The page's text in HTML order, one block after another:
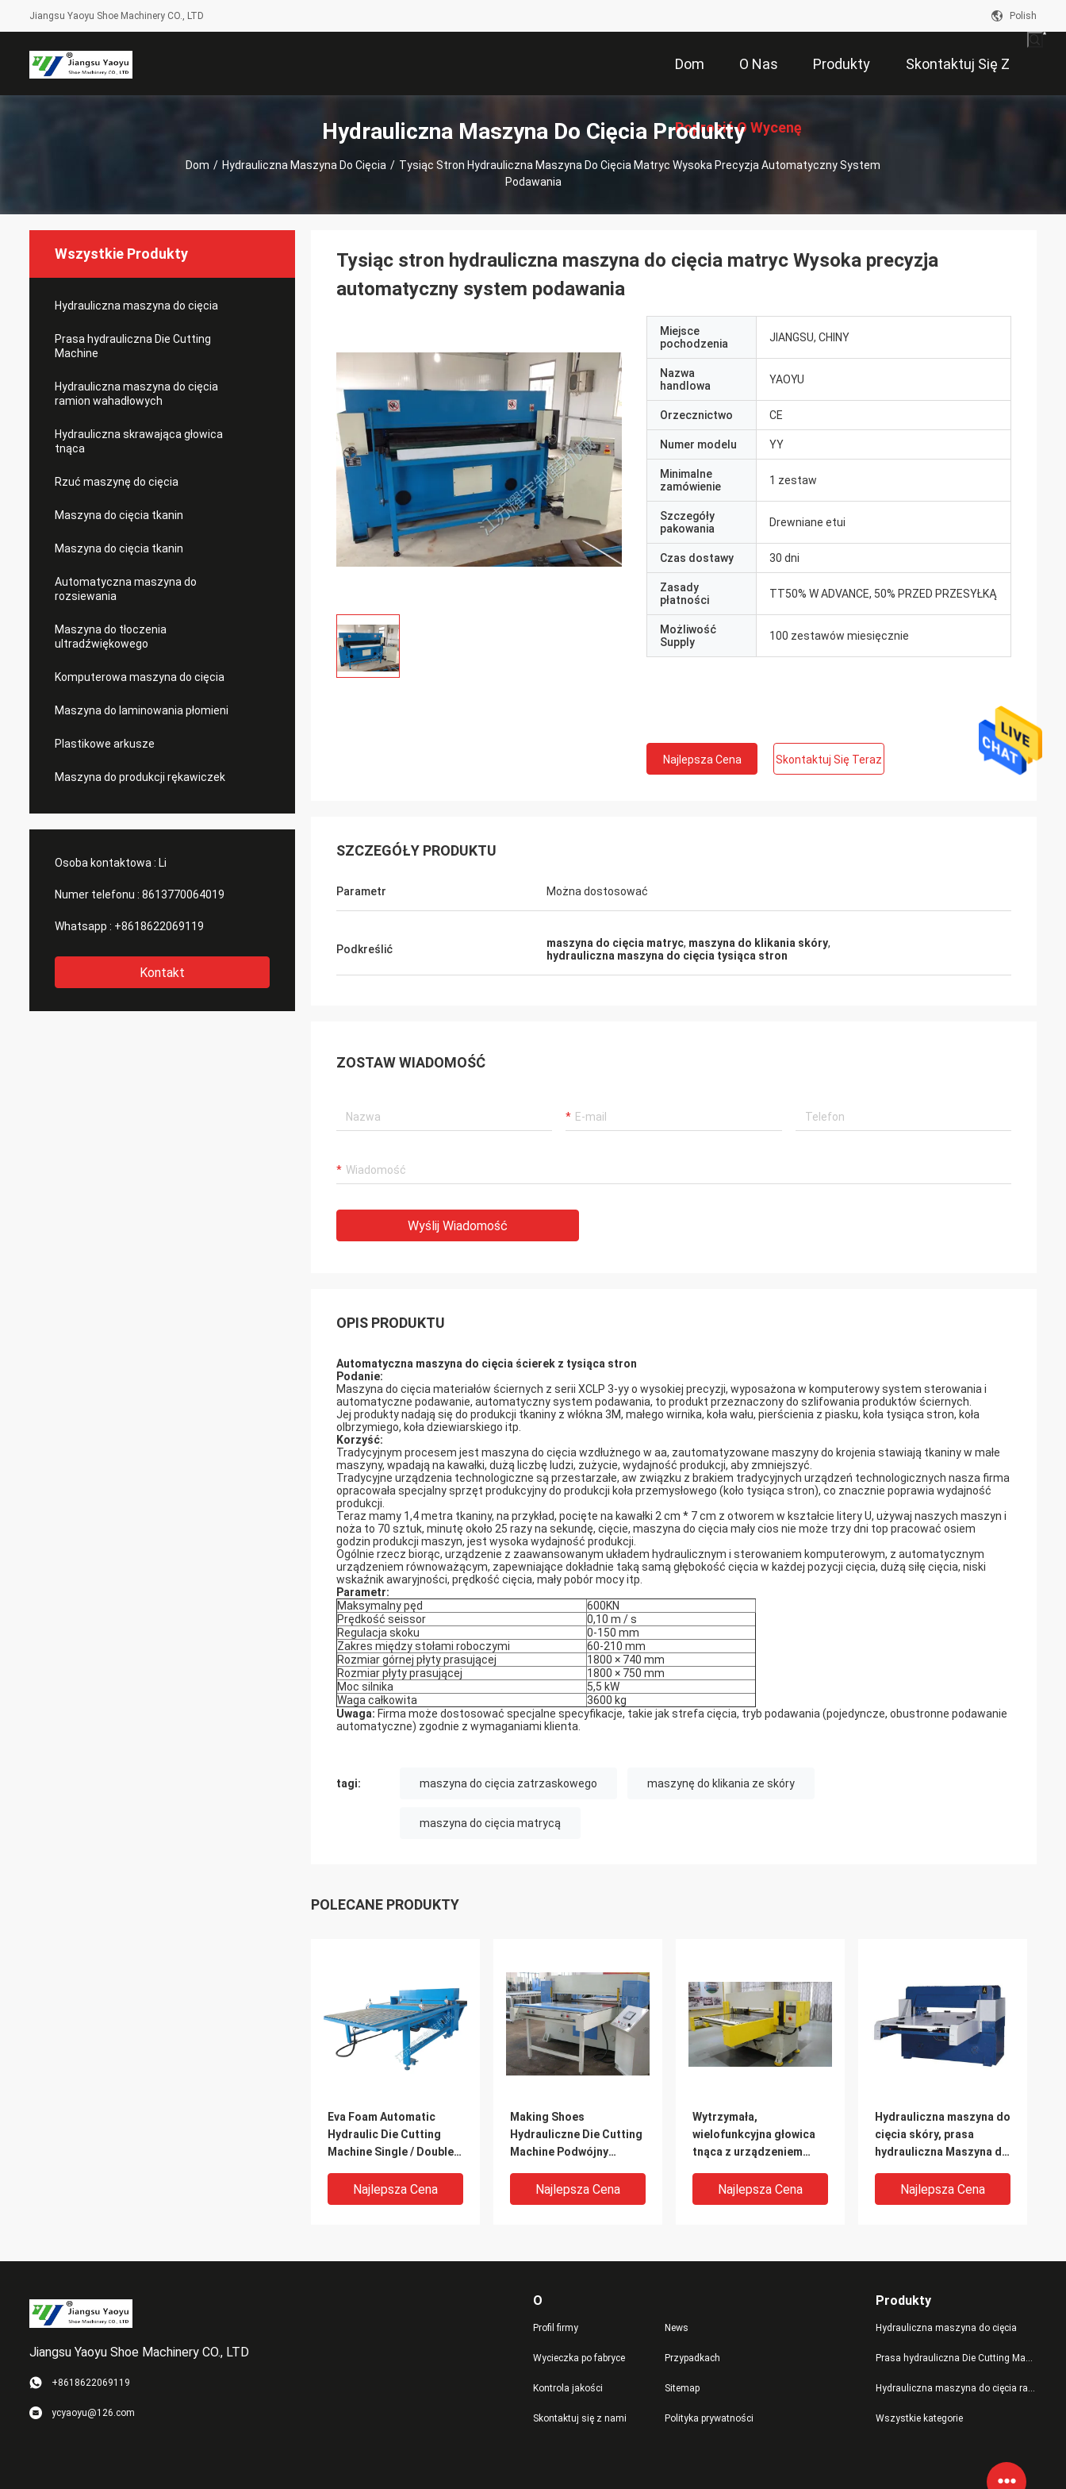
Jiangsu Yaoyu Shoe Machinery CO., LTD Polish
Dom O Nas Produkty Skontaktuj Się Z
Poprosić O Wycenę
Hydrauliczna Maszyna Do Cięcia Produkty
Dom / Hydrauliczna Maszyna Do Cięcia / Tysiąc Stron Hydrauliczna Maszyna Do Cięcia Matryc Wysoka Precyzja Automatyczny System
Podawania
Wszystkie Produkty
Hydrauliczna maszyna do cięcia
Prasa hydrauliczna Die Cutting
Machine
Hydrauliczna maszyna do cięcia
ramion wahadłowych
Hydrauliczna skrawająca głowica
tnąca
Rzuć maszynę do cięcia
Maszyna do cięcia tkanin
Maszyna do cięcia tkanin
Automatyczna maszyna do
rozsiewania
Maszyna do tłoczenia
ultradźwiękowego
Komputerowa maszyna do cięcia
Maszyna do laminowania płomieni
Plastikowe arkusze
Maszyna do produkcji rękawiczek
Osoba kontaktowa : Li
Numer telefonu : 8613770064019
Whatsapp : +8618622069119
Kontakt
Tysiąc stron hydrauliczna maszyna do cięcia matryc Wysoka precyzja
automatyczny system podawania
Miejsce
pochodzenia
JIANGSU, CHINY
Nazwa
handlowa
YAOYU
Orzecznictwo CE
Numer modelu YY
Minimalne
zamówienie
1 zestaw
Szczegóły
pakowania
Drewniane etui
Czas dostawy 30 dni
Zasady
płatności
TT50% W ADVANCE, 50% PRZED PRZESYŁKĄ
Możliwość
Supply
100 zestawów miesięcznie
Najlepsza Cena Skontaktuj Się Teraz
SZCZEGÓŁY PRODUKTU
Parametr Można dostosować
Podkreślić maszyna do cięcia matryc, maszyna do klikania skóry,
hydrauliczna maszyna do cięcia tysiąca stron
ZOSTAW WIADOMOŚĆ
Wyślij Wiadomość
OPIS PRODUKTU
Automatyczna maszyna do cięcia ścierek z tysiąca stron
Podanie:
Maszyna do cięcia materiałów ściernych z serii XCLP 3-yy o wysokiej precyzji, wyposażona w komputerowy system sterowania i
automatyczne podawanie, automatyczny system podawania, to produkt przeznaczony do szlifowania produktów ściernych.
Jej produkty nadają się do produkcji tkaniny z włókna 3M, małego wirnika, koła wału, pierścienia z piasku, koła tysiąca stron, koła
olbrzymiego, koła dziewiarskiego itp.
Korzyść:
Tradycyjnym procesem jest maszyna do cięcia wzdłużnego w aa, zautomatyzowane maszyny do krojenia stawiają tkaniny w małe
maszyny, wpadają na kawałki, dużą liczbę ludzi, zużycie, wydajność produkcji, aby zmniejszyć.
Tradycyjne urządzenia technologiczne są przestarzałe, aw związku z brakiem tradycyjnych urządzeń technologicznych nasza firma
opracowała specjalny sprzęt produkcyjny do produkcji koła przemysłowego (koło tysiąca stron), co znacznie poprawia wydajność
produkcji.
Teraz mamy 1,4 metra tkaniny, na przykład, pocięte na kawałki 2 cm * 7 cm z otworem w kształcie litery U, używaj naszych maszyn i
noża to 70 sztuk, minutę około 25 razy na sekundę, cięcie, maszyna do cięcia mały cios nie może trzy dni top pracować osiem
godzin produkcji maszyn, jest wysoka wydajność produkcji.
Ogólnie rzecz biorąc, urządzenie z zaawansowanym układem hydraulicznym i sterowaniem komputerowym, z automatycznym
urządzeniem równoważącym, zapewniające dokładnie taką samą głębokość cięcia w każdej pozycji cięcia, dużą siłę cięcia, niski
wskaźnik awaryjności, prędkość cięcia, mały pobór mocy itp.
Parametr:
Maksymalny pęd
600KN
Prędkość seissor
0,10 m / s
Regulacja skoku
0-150 mm
Zakres między stołami roboczymi
60-210 mm
Rozmiar górnej płyty prasującej
1800 × 740 mm
Rozmiar płyty prasującej
1800 × 750 mm
Moc silnika
5,5 kW
Waga całkowita
3600 kg
Uwaga: Firma może dostosować specjalne specyfikacje, takie jak strefa cięcia, tryb podawania (pojedyncze, obustronne podawanie
automatyczne) zgodnie z wymaganiami klienta.
tagi: maszyna do cięcia zatrzaskowego maszynę do klikania ze skóry
maszyna do cięcia matrycą
POLECANE PRODUKTY
Eva Foam Automatic
Hydraulic Die Cutting
Machine Single / Double
Najlepsza Cena
Making Shoes
Hydrauliczne Die Cutting
Machine Podwójny
Korbowód
Najlepsza Cena
Wytrzymała,
wielofunkcyjna głowica
tnąca z urządzeniem
Najlepsza Cena
Hydrauliczna maszyna do
cięcia skóry, prasa
hydrauliczna Maszyna do
podawania
Najlepsza Cena
Maseczka do twarzy
Przenośnik taśmowy
Trwała automatyczna
Jiangsu Yaoyu Shoe Machinery CO., LTD
+8618622069119
ycyaoyu@126.com
O
Profil firmy
Wycieczka po fabryce
Kontrola jakości
Skontaktuj się z nami
News
Przypadkach
Sitemap
Polityka prywatności
Produkty
Hydrauliczna maszyna do cięcia
Prasa hydrauliczna Die Cutting Machine
Hydrauliczna maszyna do cięcia ramion wahadłowych
Wszystkie kategorie